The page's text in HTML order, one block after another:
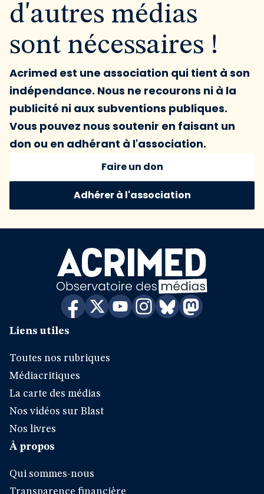
d'autres médias
sont nécessaires !
Acrimed est une association qui tient à son
indépendance. Nous ne recourons ni à la
publicité ni aux subventions publiques.
Vous pouvez nous soutenir en faisant un
don ou en adhérant à l'association.
Faire un don
Adhérer à l'association
Liens utiles
Toutes nos rubriques
Médiacritiques
La carte des médias
Nos vidéos sur Blast
Nos livres
À propos
Qui sommes-nous
Transparence financière